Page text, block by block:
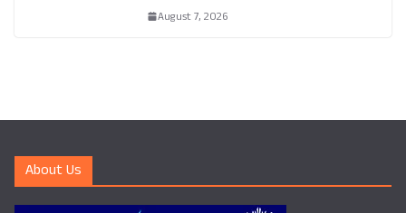
August 7, 2026
About Us